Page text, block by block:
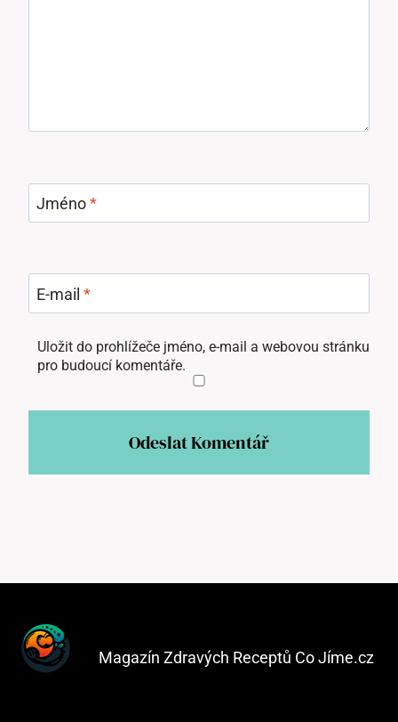
Jméno*
E-mail *
Uložit do prohlížeče jméno, e-mail a webovou stránku
pro budoucí komentáře.
Magazín Zdravých Receptů Co Jíme.cz